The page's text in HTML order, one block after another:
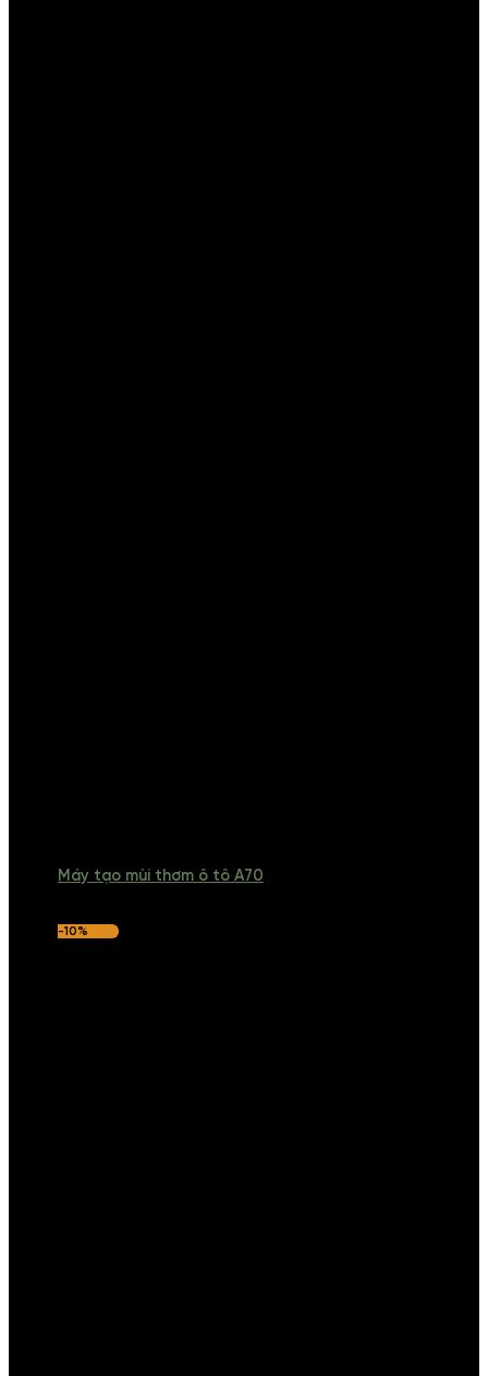
Máy tạo mùi thơm ô tô A70
-10%